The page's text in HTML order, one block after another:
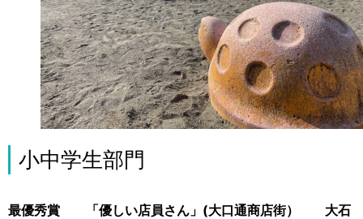
小中学生部門
最優秀賞 「優しい店員さん」(大口通商店街） 大石